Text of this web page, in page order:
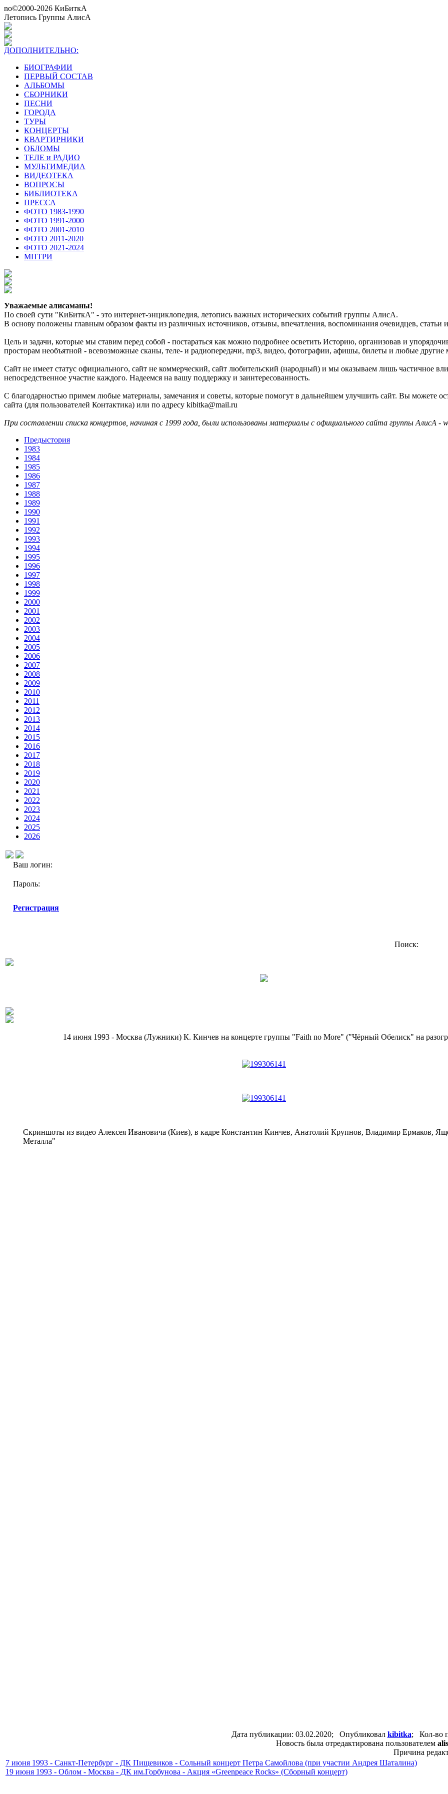
no©2000-2026 КиБиткА
Летопись Группы АлисА
ДОПОЛНИТЕЛЬНО:
БИОГРАФИИ
ПЕРВЫЙ СОСТАВ
АЛЬБОМЫ
СБОРНИКИ
ПЕСНИ
ГОРОДА
ТУРЫ
КОНЦЕРТЫ
КВАРТИРНИКИ
ОБЛОМЫ
ТЕЛЕ и РАДИО
МУЛЬТИМЕДИА
ВИДЕОТЕКА
ВОПРОСЫ
БИБЛИОТЕКА
ПРЕССА
ФОТО 1983-1990
ФОТО 1991-2000
ФОТО 2001-2010
ФОТО 2011-2020
ФОТО 2021-2024
МПТРИ
Уважаемые алисаманы!
По своей сути "КиБиткА" - это интернет-энциклопедия, летопись важных исторических событий группы АлисА.
В основу положены главным образом факты из различных источников, отзывы, впечатления, воспоминания очевидцев, статьи
Цель и задачи, которые мы ставим перед собой - постараться как можно подробнее осветить Историю, организовав и
просторам необъятной - всевозможные сканы, теле- и радиопередачи, mp3, видео, фотографии, афишы, билеты и любые другие
Сайт не имеет статус официального, сайт не коммерческий, сайт любительский (народный) и мы оказываем лишь частичное
непосредственное участие каждого. Надеемся на вашу поддержку и заинтересованность.
С благодарностью примем любые материалы, замечания и советы, которые помогут в дальнейшем улучшить сайт. Вы можете
сайта (для пользователей Контактика) или по адресу kibitka@mail.ru
При составлении списка концертов, начиная с 1999 года, были использованы материалы с официального сайта группы АлисА -
Предыстория
1983
1984
1985
1986
1987
1988
1989
1990
1991
1992
1993
1994
1995
1996
1997
1998
1999
2000
2001
2002
2003
2004
2005
2006
2007
2008
2009
2010
2011
2012
2013
2014
2015
2016
2017
2018
2019
2020
2021
2022
2023
2024
2025
2026
Ваш логин:
Пароль:
Регистрация
Поиск:
14 июня 1993 - Москва (Лужники) К. Кинчев на концерте группы "Faith no More" ("Чёрный Обелиск" на
Скриншоты из видео Алексея Ивановича (Киев), в кадре Константин Кинчев, Анатолий Крупнов, Владимир Ермаков,
Металла"
Дата публикации: 03.02.2020; Опубликовал kibitka; Кол-во
Новость была отредактирована пользователем
Причина
7 июня 1993 - Санкт-Петербург - ДК Пищевиков - Сольный концерт Петра Самойлова (при участии Андрея Шаталина)
19 июня 1993 - Облом - Москва - ДК им.Горбунова - Акция «Greenpeace Rocks» (Сборный концерт)